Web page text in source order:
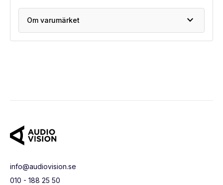
Om varumärket expand_more
info@audiovision.se
010 - 188 25 50